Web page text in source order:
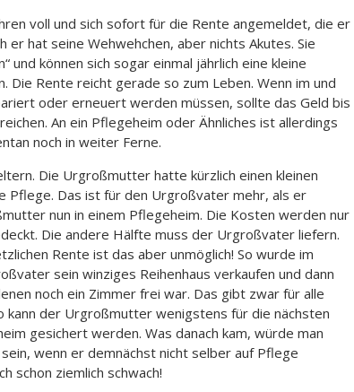
voll und sich sofort für die Rente angemeldet, die er
er hat seine Wehwehchen, aber nichts Akutes. Sie
und können sich sogar einmal jährlich eine kleine
Die Rente reicht gerade so zum Leben. Wenn im und
oder erneuert werden müssen, sollte das Geld bis
An ein Pflegeheim oder Ähnliches ist allerdings
noch in weiter Ferne.
Die Urgroßmutter hatte kürzlich einen kleinen
Pflege. Das ist für den Urgroßvater mehr, als er
nun in einem Pflegeheim. Die Kosten werden nur
Die andere Hälfte muss der Urgroßvater liefern.
Rente ist das aber unmöglich! So wurde im
sein winziges Reihenhaus verkaufen und dann
noch ein Zimmer frei war. Das gibt zwar für alle
kann der Urgroßmutter wenigstens für die nächsten
gesichert werden. Was danach kam, würde man
wenn er demnächst nicht selber auf Pflege
schon ziemlich schwach!